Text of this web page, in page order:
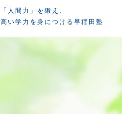
「人間力」を鍛え、
高い学力を身につける早稲田塾